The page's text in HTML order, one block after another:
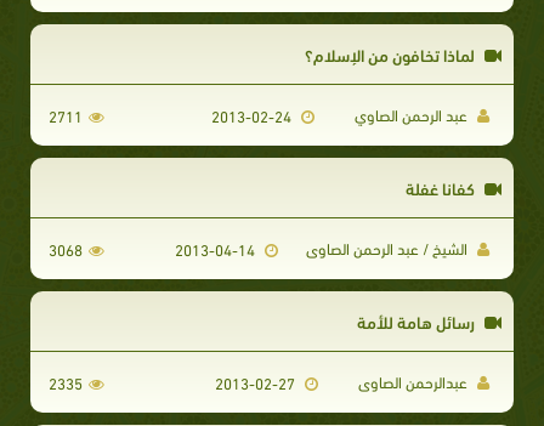
لماذا تخافون من الإسلام؟
عبد الرحمن الصاوي 2711
كفانا غفلة
الشيخ / عبد الرحمن الصاوى 3068
رسائل هامة للأمة
عبدالرحمن الصاوى 2335